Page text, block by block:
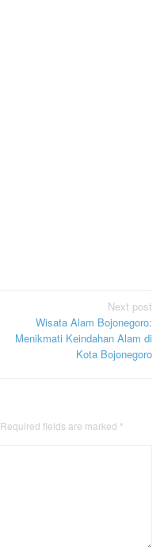
Next post
Wisata Alam Bojonegoro:
Menikmati Keindahan Alam di
Kota Bojonegoro
Required fields are marked *